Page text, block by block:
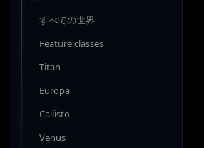
すべての世界
Feature classes
Titan
Europa
Callisto
Venus